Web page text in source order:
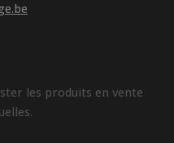
les produits en vente